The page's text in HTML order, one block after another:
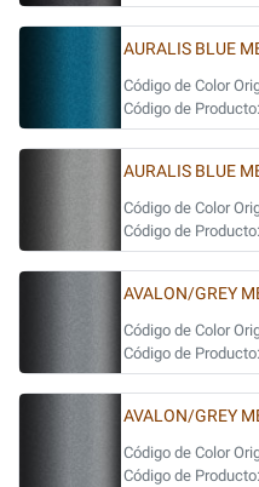
AURALIS BLUE
Código de Color
Código de Producto:
AURALIS BLUE
Código de Color
Código de Producto:
AVALON/GREY
Código de Color
Código de Producto:
AVALON/GREY
Código de Color
Código de Producto: